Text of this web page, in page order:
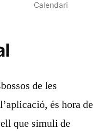
Calendari
de les
és hora de
que simuli de